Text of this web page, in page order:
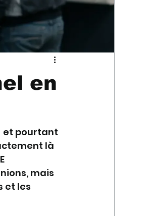
en
et pourtant
là
mais
et les